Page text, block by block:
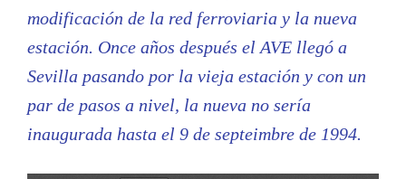
modificación de la red ferroviaria y la nueva
estación. Once años después el AVE llegó a
Sevilla pasando por la vieja estación y con un
par de pasos a nivel, la nueva no sería
inaugurada hasta el 9 de septeimbre de 1994.